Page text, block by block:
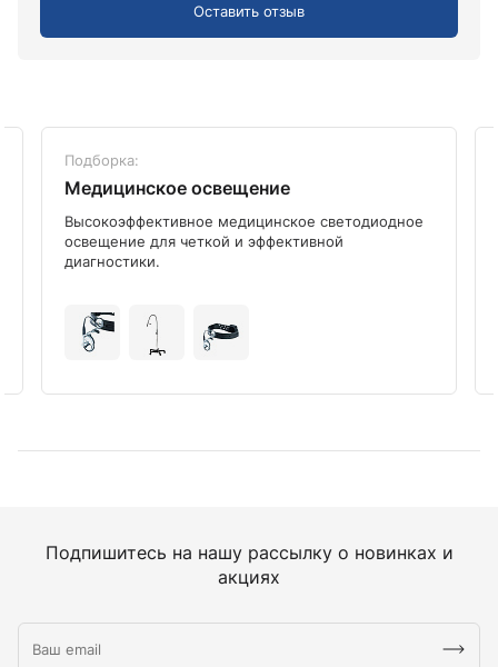
Оставить отзыв
Подборка:
Медицинское освещение
Высокоэффективное медицинское светодиодное
освещение для четкой и эффективной
диагностики.
Подпишитесь на нашу рассылку о новинках и
акциях